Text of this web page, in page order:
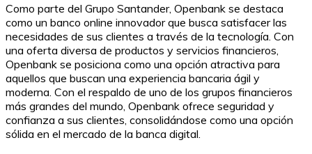
Como parte del Grupo Santander, Openbank se destaca
como un banco online innovador que busca satisfacer las
necesidades de sus clientes a través de la tecnología. Con
una oferta diversa de productos y servicios financieros,
Openbank se posiciona como una opción atractiva para
aquellos que buscan una experiencia bancaria ágil y
moderna. Con el respaldo de uno de los grupos financieros
más grandes del mundo, Openbank ofrece seguridad y
confianza a sus clientes, consolidándose como una opción
sólida en el mercado de la banca digital.